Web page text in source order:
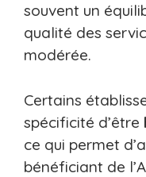
souvent un
qualité des
modérée.
Certains
spécificité d’être
ce qui permet
bénéficiant de